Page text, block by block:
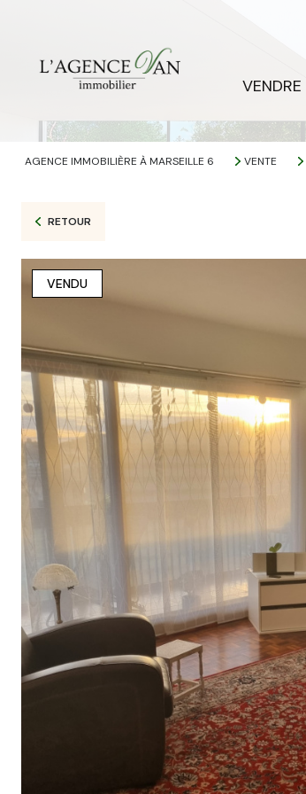
VENDRE
AGENCE IMMOBILIÈRE À MARSEILLE 6 VENTE
RETOUR
VENDU